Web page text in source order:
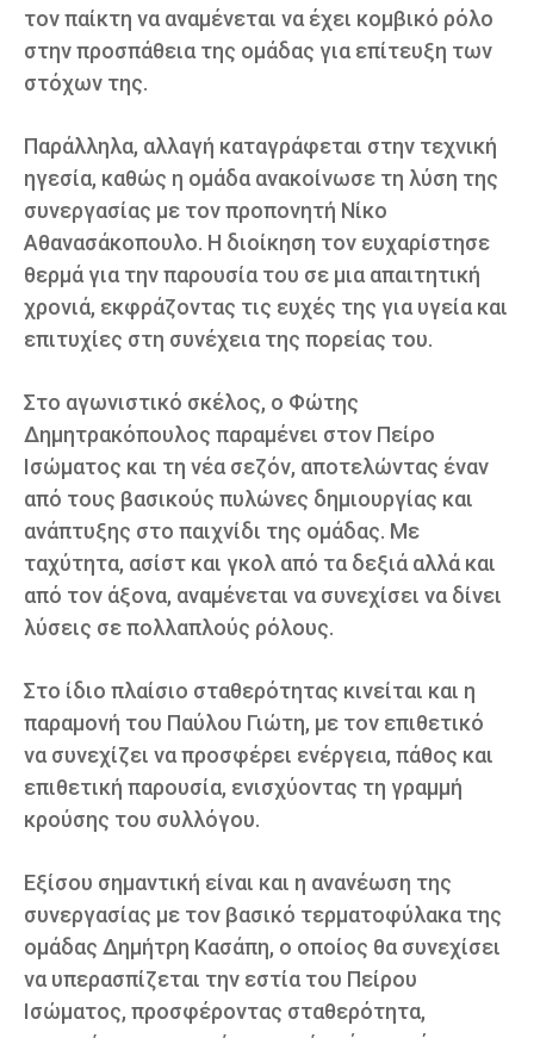
τον παίκτη να αναμένεται να έχει κομβικό ρόλο
στην προσπάθεια της ομάδας για επίτευξη των
στόχων της.
Παράλληλα, αλλαγή καταγράφεται στην τεχνική
ηγεσία, καθώς η ομάδα ανακοίνωσε τη λύση της
συνεργασίας με τον προπονητή Νίκο
Αθανασάκοπουλο. Η διοίκηση τον ευχαρίστησε
θερμά για την παρουσία του σε μια απαιτητική
χρονιά, εκφράζοντας τις ευχές της για υγεία και
επιτυχίες στη συνέχεια της πορείας του.
Στο αγωνιστικό σκέλος, ο Φώτης
Δημητρακόπουλος παραμένει στον Πείρο
Ισώματος και τη νέα σεζόν, αποτελώντας έναν
από τους βασικούς πυλώνες δημιουργίας και
ανάπτυξης στο παιχνίδι της ομάδας. Με
ταχύτητα, ασίστ και γκολ από τα δεξιά αλλά και
από τον άξονα, αναμένεται να συνεχίσει να δίνει
λύσεις σε πολλαπλούς ρόλους.
Στο ίδιο πλαίσιο σταθερότητας κινείται και η
παραμονή του Παύλου Γιώτη, με τον επιθετικό
να συνεχίζει να προσφέρει ενέργεια, πάθος και
επιθετική παρουσία, ενισχύοντας τη γραμμή
κρούσης του συλλόγου.
Εξίσου σημαντική είναι και η ανανέωση της
συνεργασίας με τον βασικό τερματοφύλακα της
ομάδας Δημήτρη Κασάπη, ο οποίος θα συνεχίσει
να υπερασπίζεται την εστία του Πείρου
Ισώματος, προσφέροντας σταθερότητα,